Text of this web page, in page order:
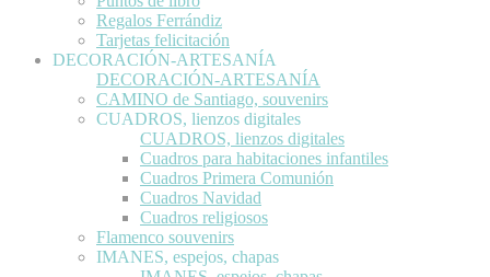
Regalos Ferrándiz
Tarjetas felicitación
DECORACIÓN-ARTESANÍA
DECORACIÓN-ARTESANÍA
CAMINO de Santiago, souvenirs
CUADROS, lienzos digitales
CUADROS, lienzos digitales
Cuadros para habitaciones infantiles
Cuadros Primera Comunión
Cuadros Navidad
Cuadros religiosos
Flamenco souvenirs
IMANES, espejos, chapas